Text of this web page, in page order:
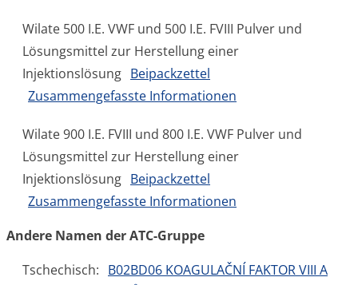
Wilate 500 I.E. VWF und 500 I.E. FVIII Pulver und
Lösungsmittel zur Herstellung einer
Injektionslösung Beipackzettel
Zusammengefasste Informationen
Wilate 900 I.E. FVIII und 800 I.E. VWF Pulver und
Lösungsmittel zur Herstellung einer
Injektionslösung Beipackzettel
Zusammengefasste Informationen
Andere Namen der ATC-Gruppe
Tschechisch: B02BD06 KOAGULAČNÍ FAKTOR VIII A